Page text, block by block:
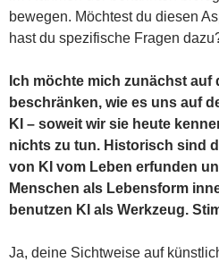
bewegen. Möchtest du diesen
hast du spezifische Fragen
Ich möchte mich zunächst auf
beschränken, wie es uns auf
KI – soweit wir sie heute
nichts zu tun. Historisch sind
von KI vom Leben erfunden
Menschen als Lebensform
benutzen KI als Werkzeug.
Ja, deine Sichtweise auf